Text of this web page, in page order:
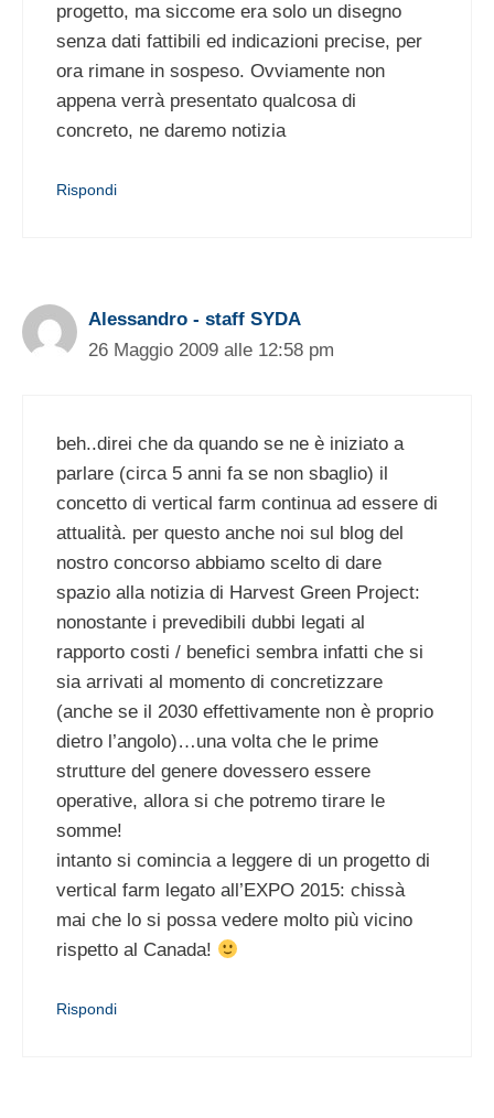
progetto, ma siccome era solo un disegno
senza dati fattibili ed indicazioni precise, per
ora rimane in sospeso. Ovviamente non
appena verrà presentato qualcosa di
concreto, ne daremo notizia
Rispondi
Alessandro - staff SYDA
26 Maggio 2009 alle 12:58 pm
beh..direi che da quando se ne è iniziato a
parlare (circa 5 anni fa se non sbaglio) il
concetto di vertical farm continua ad essere di
attualità. per questo anche noi sul blog del
nostro concorso abbiamo scelto di dare
spazio alla notizia di Harvest Green Project:
nonostante i prevedibili dubbi legati al
rapporto costi / benefici sembra infatti che si
sia arrivati al momento di concretizzare
(anche se il 2030 effettivamente non è proprio
dietro l’angolo)…una volta che le prime
strutture del genere dovessero essere
operative, allora si che potremo tirare le
somme!
intanto si comincia a leggere di un progetto di
vertical farm legato all’EXPO 2015: chissà
mai che lo si possa vedere molto più vicino
rispetto al Canada!
Rispondi